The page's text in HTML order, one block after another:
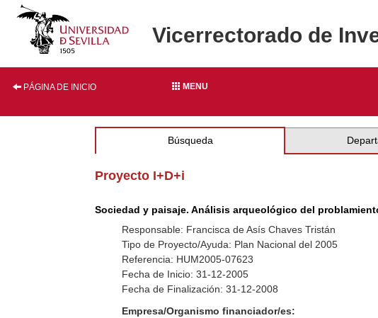
Vicerrectorado de
PÁGINA DE INICIO MENU
Búsqueda
Proyecto I+D+i
Sociedad y paisaje. Análisis arqueológico del
Responsable: Francisca de Asís Chaves Tristán
Tipo de Proyecto/Ayuda: Plan Nacional del 2005
Referencia: HUM2005-07623
Fecha de Inicio: 31-12-2005
Fecha de Finalización: 31-12-2008
Empresa/Organismo financiador/es: